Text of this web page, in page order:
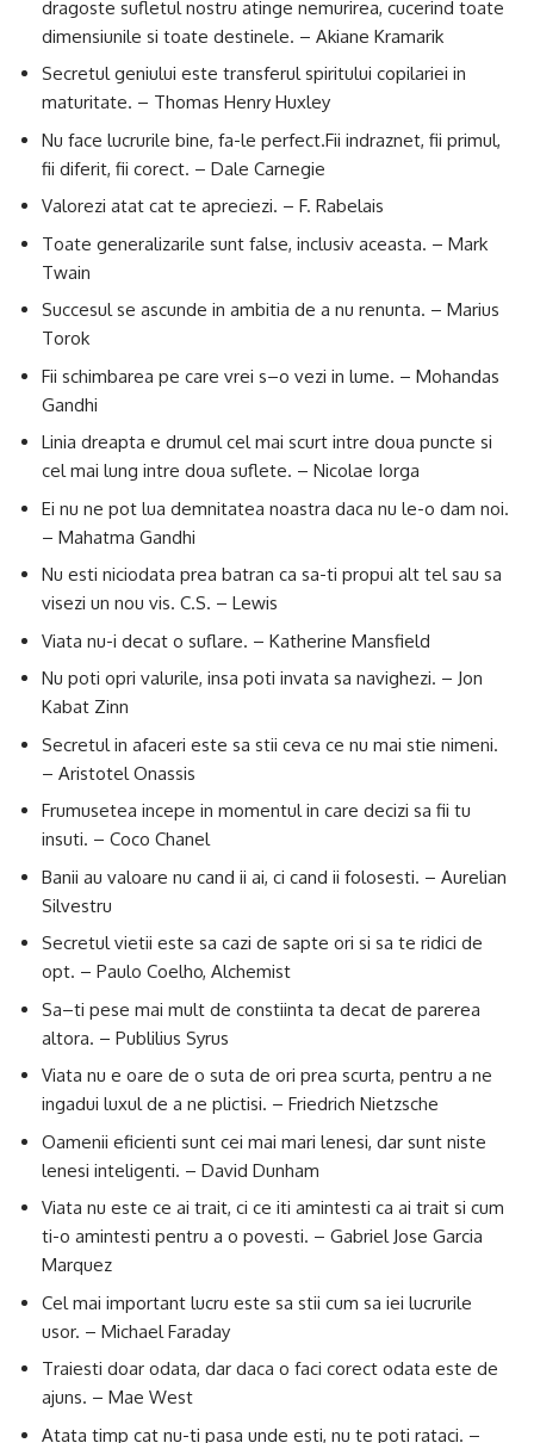
dragoste sufletul nostru atinge nemurirea, cucerind toate
dimensiunile si toate destinele. – Akiane Kramarik
Secretul geniului este transferul spiritului copilariei in
maturitate. – Thomas Henry Huxley
Nu face lucrurile bine, fa-le perfect.Fii indraznet, fii primul,
fii diferit, fii corect. – Dale Carnegie
Valorezi atat cat te apreciezi. – F. Rabelais
Toate generalizarile sunt false, inclusiv aceasta. – Mark
Twain
Succesul se ascunde in ambitia de a nu renunta. – Marius
Torok
Fii schimbarea pe care vrei s–o vezi in lume. – Mohandas
Gandhi
Linia dreapta e drumul cel mai scurt intre doua puncte si
cel mai lung intre doua suflete. – Nicolae Iorga
Ei nu ne pot lua demnitatea noastra daca nu le-o dam noi.
– Mahatma Gandhi
Nu esti niciodata prea batran ca sa-ti propui alt tel sau sa
visezi un nou vis. C.S. – Lewis
Viata nu-i decat o suflare. – Katherine Mansfield
Nu poti opri valurile, insa poti invata sa navighezi. – Jon
Kabat Zinn
Secretul in afaceri este sa stii ceva ce nu mai stie nimeni.
– Aristotel Onassis
Frumusetea incepe in momentul in care decizi sa fii tu
insuti. – Coco Chanel
Banii au valoare nu cand ii ai, ci cand ii folosesti. – Aurelian
Silvestru
Secretul vietii este sa cazi de sapte ori si sa te ridici de
opt. – Paulo Coelho, Alchemist
Sa–ti pese mai mult de constiinta ta decat de parerea
altora. – Publilius Syrus
Viata nu e oare de o suta de ori prea scurta, pentru a ne
ingadui luxul de a ne plictisi. – Friedrich Nietzsche
Oamenii eficienti sunt cei mai mari lenesi, dar sunt niste
lenesi inteligenti. – David Dunham
Viata nu este ce ai trait, ci ce iti amintesti ca ai trait si cum
ti-o amintesti pentru a o povesti. – Gabriel Jose Garcia
Marquez
Cel mai important lucru este sa stii cum sa iei lucrurile
usor. – Michael Faraday
Traiesti doar odata, dar daca o faci corect odata este de
ajuns. – Mae West
Atata timp cat nu-ti pasa unde esti, nu te poti rataci. –